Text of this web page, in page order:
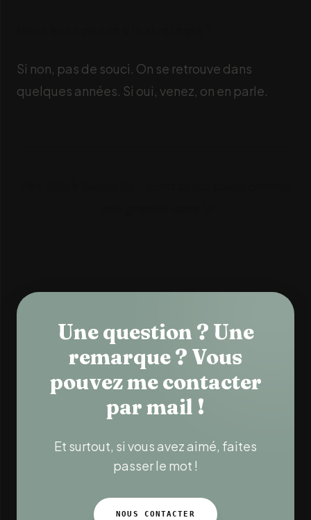
Si non, pas de souci. On se retrouve dans
quelques années. Si oui, venez, on en parle.
Une question ? Une
remarque ? Vous
pouvez me contacter
par mail !
Et surtout, si vous avez aimé, faites
passer le mot !
NOUS CONTACTER